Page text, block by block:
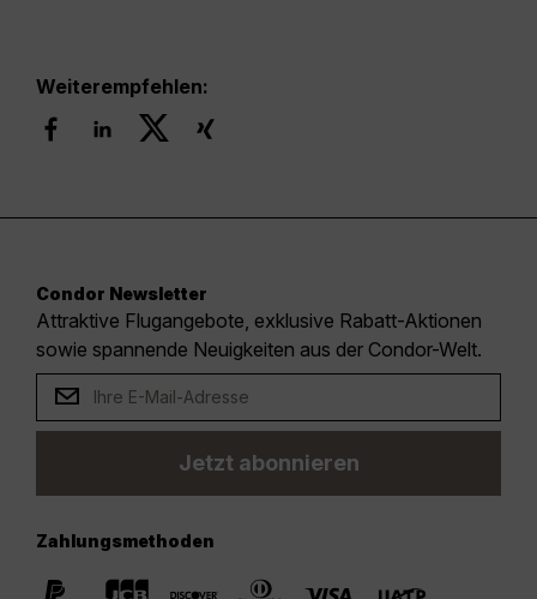
Weiterempfehlen:
Condor Newsletter
Attraktive Flugangebote, exklusive Rabatt-Aktionen
sowie spannende Neuigkeiten aus der Condor-Welt.
Jetzt abonnieren
Zahlungsmethoden